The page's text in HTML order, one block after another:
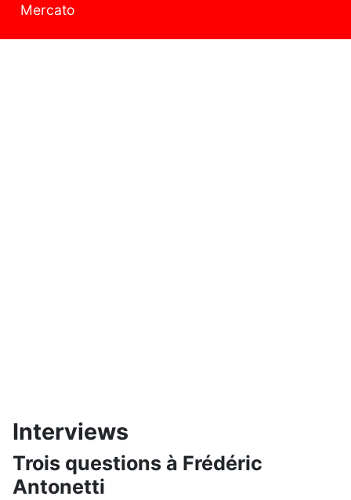
Mercato
Interviews
Trois questions à Frédéric
Antonetti